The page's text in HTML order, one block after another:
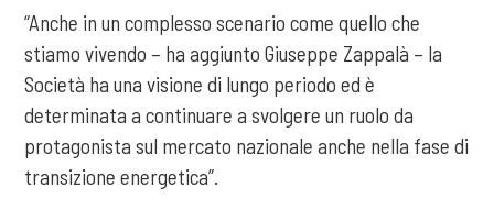
“Anche in un complesso scenario come quello che
stiamo vivendo – ha aggiunto Giuseppe Zappalà – la
Società ha una visione di lungo periodo ed è
determinata a continuare a svolgere un ruolo da
protagonista sul mercato nazionale anche nella fase di
transizione energetica”.